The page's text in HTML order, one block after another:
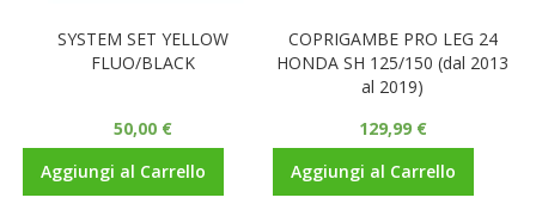
SYSTEM SET YELLOW
FLUO/BLACK
50,00 €
Aggiungi al Carrello
COPRIGAMBE PRO LEG 24
HONDA SH 125/150 (dal 2013
al 2019)
129,99 €
Aggiungi al Carrello